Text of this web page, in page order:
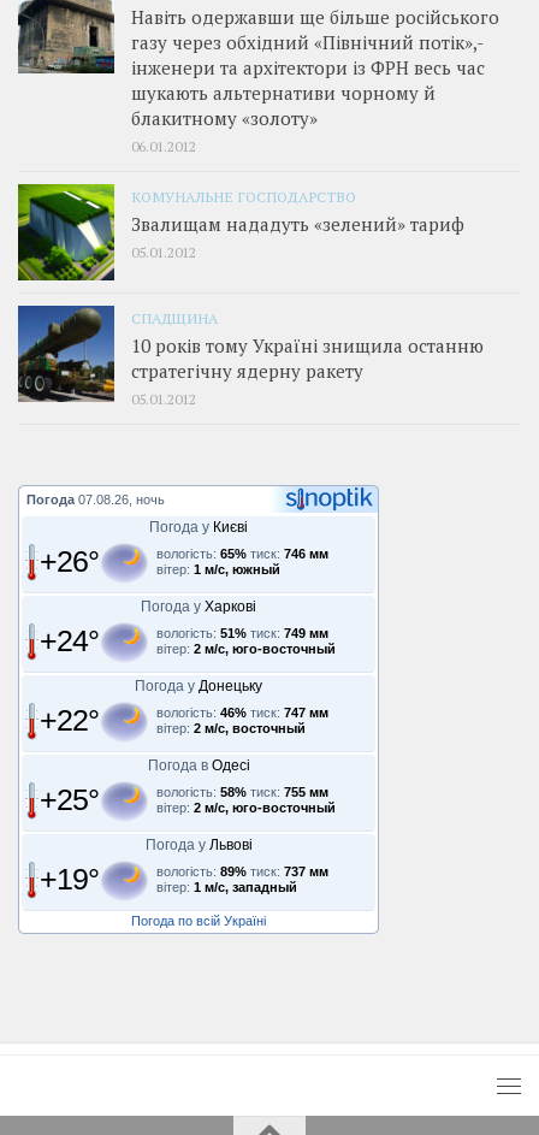
Навіть одержавши ще більше російського
газу через обхідний «Північний потік»,­
інженери та архітектори із ФРН весь час
шукають альтернативи чорному й
блакитному «золоту»
06.01.2012
КОМУНАЛЬНЕ ГОСПОДАРСТВО
Звалищам нададуть «зелений» тариф
05.01.2012
СПАДЩИНА
10 років тому Україні знищила останню
стратегічну ядерну ракету
05.01.2012
Погода 07.08.26, ночь
Погода у Києві
+26° вологість: 65% тиск: 746 мм
вітер: 1 м/с, южный
Погода у Харкові
+24° вологість: 51% тиск: 749 мм
вітер: 2 м/с, юго-восточный
Погода у Донецьку
+22° вологість: 46% тиск: 747 мм
вітер: 2 м/с, восточный
Погода в Одесі
+25° вологість: 58% тиск: 755 мм
вітер: 2 м/с, юго-восточный
Погода у Львові
+19° вологість: 89% тиск: 737 мм
вітер: 1 м/с, западный
Погода по всій Україні